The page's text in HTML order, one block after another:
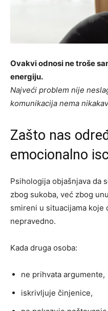
Ovakvi odnosi ne troše
energiju.
Najveći problem nije
komunikacija nema
Zašto nas
emocionalno
Psihologija objašnjava da
zbog sukoba, već zbog
smireni u situacijama koje
nepravedno.
Kada druga osoba:
ne prihvata argumente,
iskrivljuje činjenice,